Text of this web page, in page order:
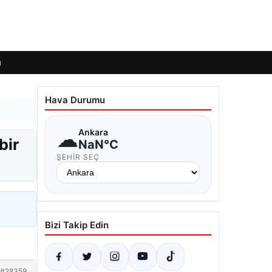
Hava Durumu
☁Ankara
NaN°C
ŞEHIR SEÇ
Bizi Takip Edin